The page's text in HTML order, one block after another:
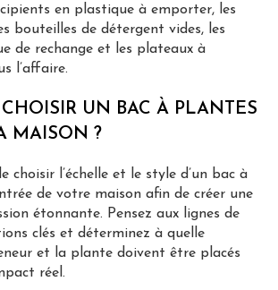
en plastique à emporter, les
bouteilles de détergent vides, les
de rechange et les plateaux à
l’affaire.
UN BAC À PLANTES
MAISON ?
choisir l’échelle et le style d’un bac à
de votre maison afin de créer une
étonnante. Pensez aux lignes de
clés et déterminez à quelle
et la plante doivent être placés
réel.